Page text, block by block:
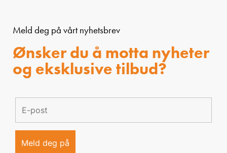
Meld deg på vårt nyhetsbrev
Ønsker du å motta nyheter
og eksklusive tilbud?